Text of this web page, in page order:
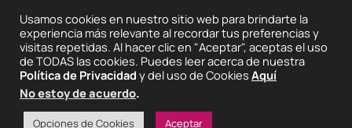
2025 © Degeneraciónx.com | Anime, Games & Nothing
Else
Quiénes
Somos
Condiciones De
Usamos cookies en nuestro sitio web para brindarte la
experiencia más relevante al recordar tus preferencias y
visitas repetidas. Al hacer clic en "Aceptar", aceptas el uso
de TODAS las cookies. Puedes leer acerca de nuestra
Política de Privacidad y del uso de Cookies Aquí
No estoy de acuerdo.
Opciones de Cookies Aceptar